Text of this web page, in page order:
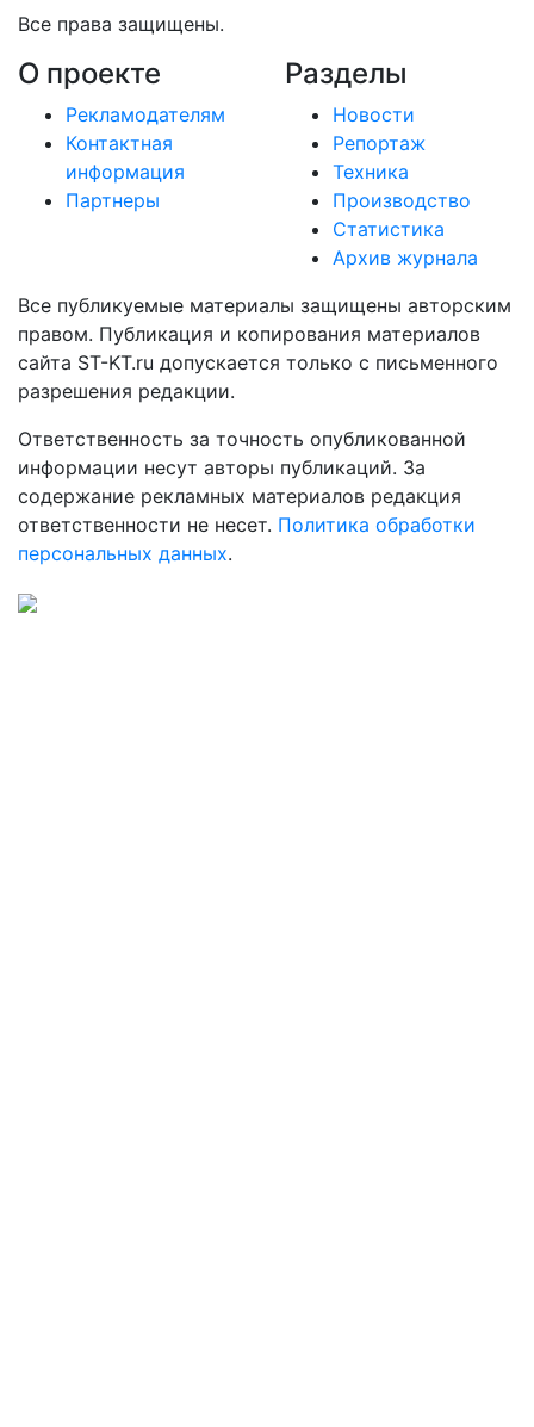
Все права защищены.
О проекте
Рекламодателям
Контактная
информация
Партнеры
Разделы
Новости
Репортаж
Техника
Производство
Статистика
Архив журнала
Все публикуемые материалы защищены авторским
правом. Публикация и копирования материалов
сайта ST-KT.ru допускается только с письменного
разрешения редакции.
Ответственность за точность опубликованной
информации несут авторы публикаций. За
содержание рекламных материалов редакция
ответственности не несет. Политика обработки
персональных данных.